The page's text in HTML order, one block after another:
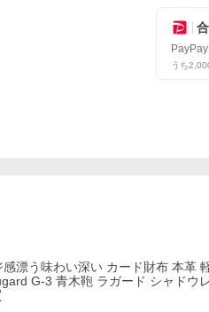
うち
漂う味わい深い カード財布 本革
G-3 青木鞄 ラガード シャドウ